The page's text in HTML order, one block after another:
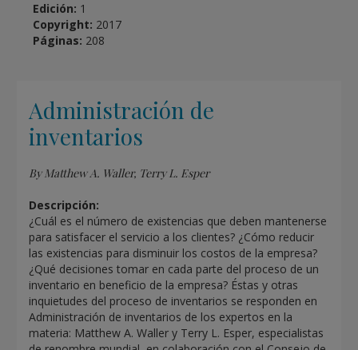
Edición: 1
Copyright: 2017
Páginas: 208
Administración de
inventarios
By Matthew A. Waller, Terry L. Esper
Descripción:
¿Cuál es el número de existencias que deben mantenerse
para satisfacer el servicio a los clientes? ¿Cómo reducir
las existencias para disminuir los costos de la empresa?
¿Qué decisiones tomar en cada parte del proceso de un
inventario en beneficio de la empresa? Éstas y otras
inquietudes del proceso de inventarios se responden en
Administración de inventarios de los expertos en la
materia: Matthew A. Waller y Terry L. Esper, especialistas